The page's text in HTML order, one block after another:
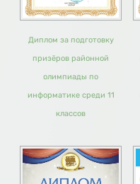
Диплом за подготовку
призёров районной
олимпиады по
информатике среди 11
классов